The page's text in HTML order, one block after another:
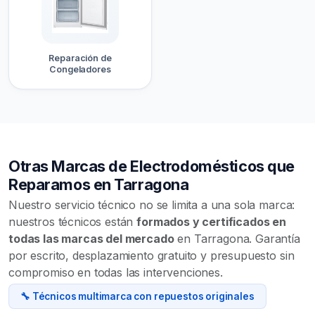
Reparación de
Congeladores
Otras Marcas de Electrodomésticos que
Reparamos en Tarragona
Nuestro servicio técnico no se limita a una sola marca:
nuestros técnicos estánformados y certificados en
todas las marcas del mercadoen Tarragona. Garantía
por escrito, desplazamiento gratuito y presupuesto sin
compromiso en todas las intervenciones.
🔧 Técnicos multimarca con repuestos originales